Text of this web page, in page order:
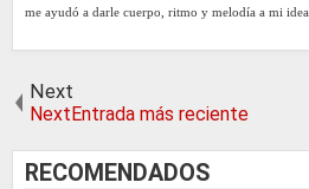
me ayudó a darle cuerpo, ritmo y melodía a mi idea.
Next
NextEntrada más reciente
RECOMENDADOS